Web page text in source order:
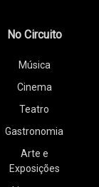
No Circuito
Música
Cinema
Teatro
Gastronomia
Arte e
Exposições